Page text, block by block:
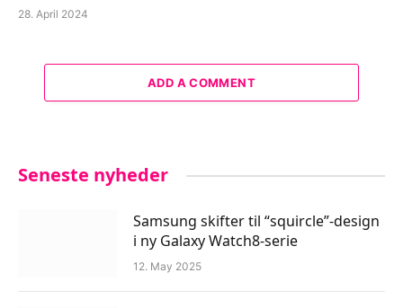
28. April 2024
ADD A COMMENT
Seneste nyheder
Samsung skifter til “squircle”-design
i ny Galaxy Watch8-serie
12. May 2025